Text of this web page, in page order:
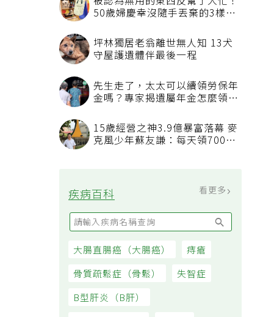
被認為無用的東西反幫了大忙！
50歲婦慶幸沒隨手丟棄的3樣物
坪林獨居老翁離世無人知 13犬
守屋護遺體伴最後一程
先生走了，太太可以續領勞保年
看順位還要看資格
15歲經營之神3.9億暴富落幕 麥
疾病百科